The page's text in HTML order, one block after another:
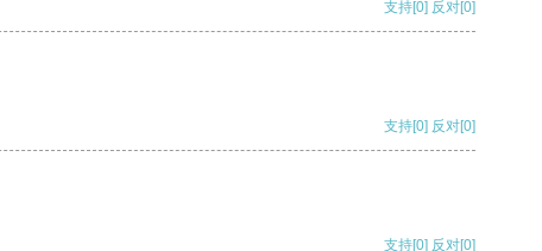
支持[0] 反对[0]
支持[0] 反对[0]
支持[0] 反对[0]